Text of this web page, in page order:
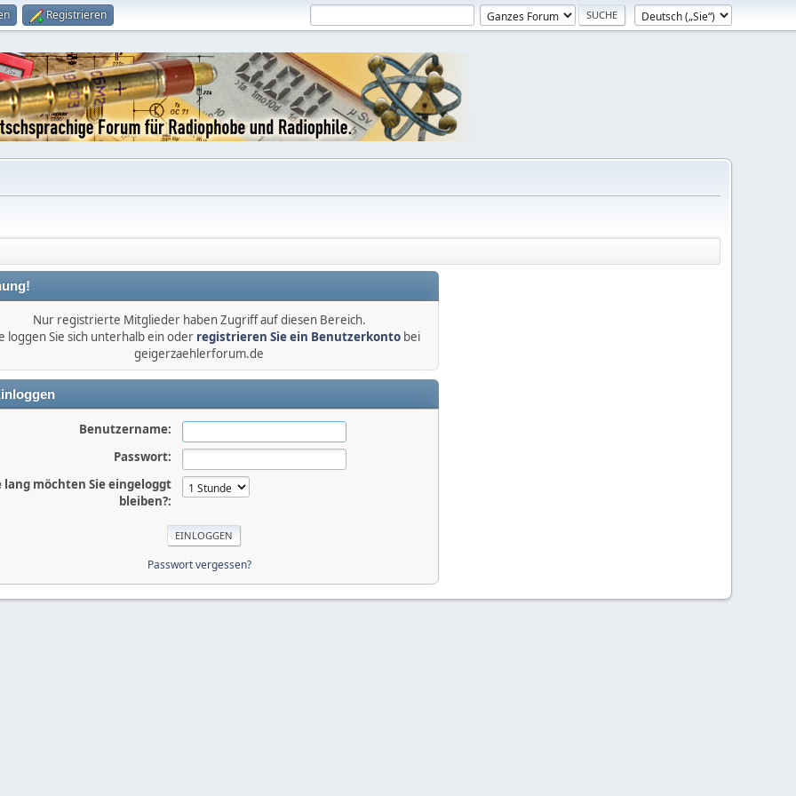
Registrieren
Nur registrierte Mitglieder haben Zugriff auf diesen Bereich.
loggen Sie sich unterhalb ein oder registrieren Sie ein Benutzerkontobei
geigerzaehlerforum.de
Benutzername:
Passwort:
lang möchten Sie eingeloggt
bleiben?:
Passwort vergessen?